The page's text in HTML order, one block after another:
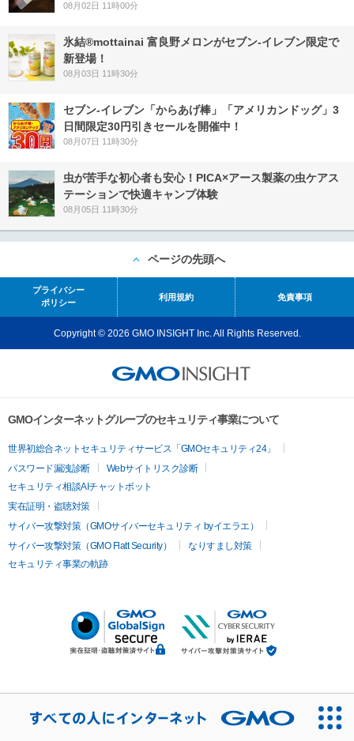
08月02日 11時00分
氷結®mottainai 富良野メロンがセブン‐イレブン限定で
新登場！
08月03日 11時30分
セブン‐イレブン「からあげ棒」「アメリカンドッグ」3
日間限定30円引きセールを開催中！
08月07日 11時30分
虫が苦手な初心者も安心！PICA×アース製薬の虫ケアス
テーションで快適キャンプ体験
08月05日 11時30分
ページの先頭へ
プライバシー
ポリシー
利用規約 免責事項
Copyright © 2026 GMO INSIGHT Inc. All Rights Reserved.
GMOインターネットグループのセキュリティ事業について
世界初総合ネットセキュリティサービス「GMOセキュリティ24」
パスワード漏洩診断
Webサイトリスク診断
セキュリティ相談AIチャットボット
実在証明・盗聴対策
サイバー攻撃対策（GMOサイバーセキュリティ byイエラエ）
サイバー攻撃対策（GMO Flatt Security）
なりすまし対策
セキュリティ事業の軌跡